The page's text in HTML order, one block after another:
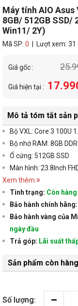
Máy tính AIO Asus
8GB/ 512GB
Win11/ 2Y)
Mã SP: 0 | Lượt xem: 31
Giá gốc :
Giá hiện tại :
Mô tả tóm tắt sản
Bộ VXL: Core 3 100U
Bộ nhớ RAM: 8GB
Ổ cứng: 512GB SSD
Màn hình: 23.8Inch
Xem thêm
Tình trạng: Còn hàng
Bảo hành chính hãng:
Bảo hành vàng của
ngày đầu
Trả góp: Lãi suất
Sản phẩm còn
Số lượng: